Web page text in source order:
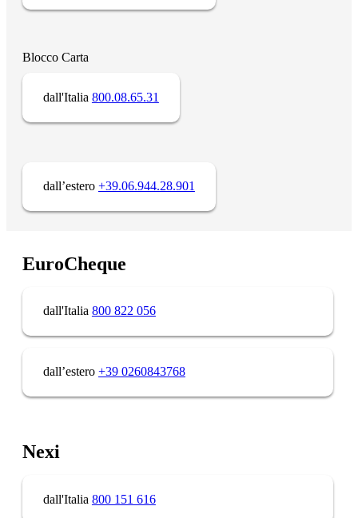
Blocco Carta
dall'Italia 800.08.65.31
dall’estero +39.06.944.28.901
EuroCheque
dall'Italia 800 822 056
dall’estero +39 0260843768
Nexi
dall'Italia 800 151 616